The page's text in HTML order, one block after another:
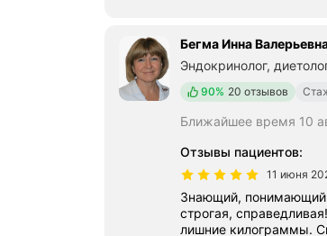
Бегма Инна
Эндокринолог,
Положительных отзывов
90% 20 отзывов
Ближайшее время 10
Отзывы пациентов:
11 июня
Знающий, понимающий
строгая,
лишние килограммы.